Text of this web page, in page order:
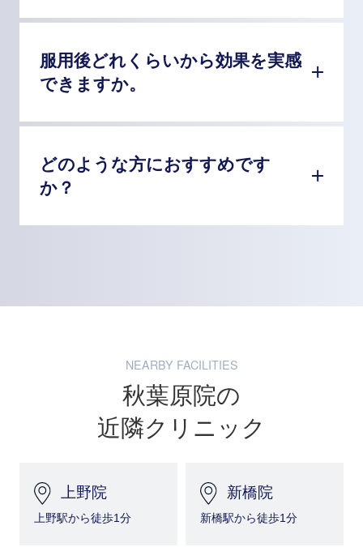
服用後どれくらいから効果を実感
できますか。
どのような方におすすめです
か？
NEARBY FACILITIES
秋葉原院の
近隣クリニック
上野駅から徒歩1分
上野院
新橋駅から徒歩1分
新橋院